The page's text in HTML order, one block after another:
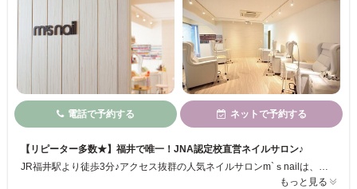
電話で予約する ネットで予約する
【リピーター多数★】福井で唯一！JNA認定校直営ネイルサロン♪
JR福井駅より徒歩3分♪アクセス抜群の人気ネイルサロンm`ｓnailは、福井県で唯一JNA認定校直営のネイルサロンです☆★ハイクオリティな施術を受けられると、おしゃれ女性に大人気！！ネイルデザインも豊富に取り揃えております！ネイルだけでなく、ガサガサかかとや手荒れなど、手足をトータルにケアできるネイルサロンです☆
もっと見る